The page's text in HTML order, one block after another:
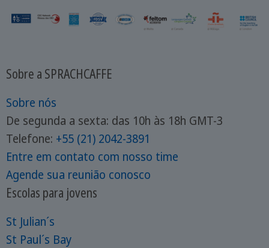
Sobre a SPRACHCAFFE
Sobre nós
De segunda a sexta: das 10h às 18h GMT-3
Telefone: +55 (21) 2042-3891
Entre em contato com nosso time
Agende sua reunião conosco
Escolas para jovens
St Julian´s
St Paul´s Bay